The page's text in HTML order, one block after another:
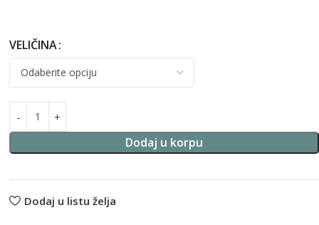
VELIČINA
Dodaj u korpu
Alternative:
Dodaj u listu želja